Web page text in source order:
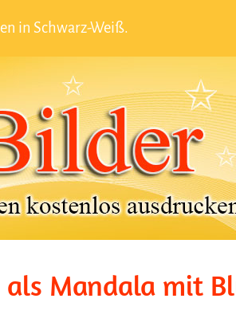
in Schwarz-Weiß.
Mandala mit